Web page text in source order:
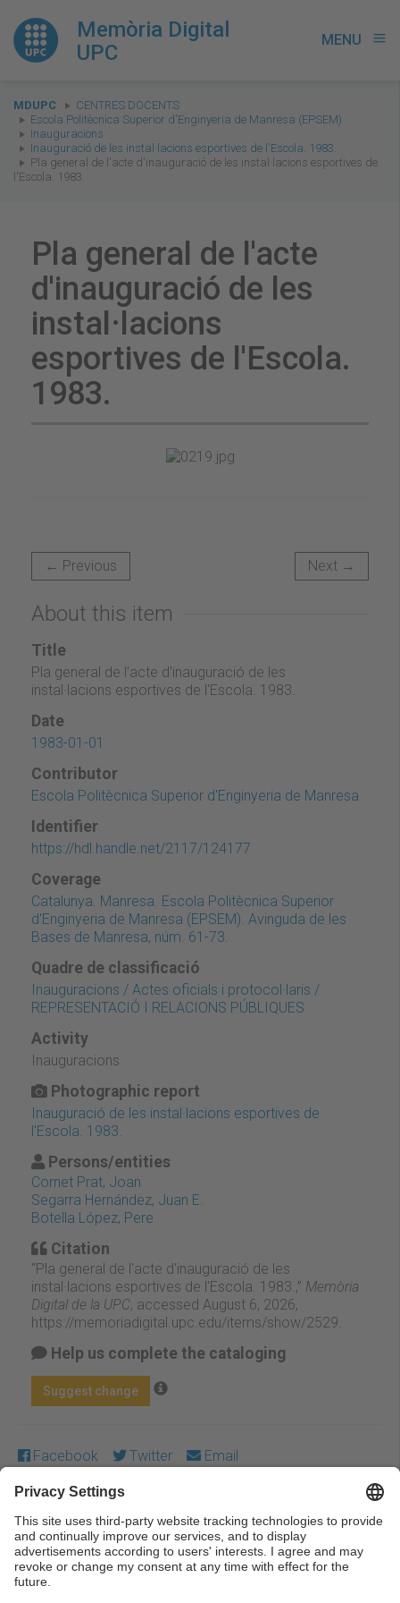
Memòria Digital
UPC
MENU menu
You
are
here:
MDUPC
CENTRES DOCENTS
Escola Politècnica Superior d'Enginyeria de Manresa (EPSEM)
Inauguracions
Inauguració de les instal·lacions esportives de l'Escola. 1983.
Pla general de l'acte d'inauguració de les instal·lacions esportives de
l'Escola. 1983.
Pla general de l'acte
d'inauguració de les
instal·lacions
esportives de l'Escola.
1983.
← Previous Next →
About this item
Title
Pla general de l'acte d'inauguració de les
instal·lacions esportives de l'Escola. 1983.
Date
1983-01-01
Contributor
Escola Politècnica Superior d'Enginyeria de Manresa
Identifier
https://hdl.handle.net/2117/124177
Coverage
Catalunya. Manresa. Escola Politècnica Superior
d'Enginyeria de Manresa (EPSEM). Avinguda de les
Bases de Manresa, núm. 61-73.
Quadre de classificació
Inauguracions / Actes oficials i protocol·laris /
REPRESENTACIÓ I RELACIONS PÚBLIQUES
Activity
Inauguracions
Photographic report
Inauguració de les instal·lacions esportives de
l'Escola. 1983.
Persons/entities
Cornet Prat, Joan
Segarra Hernández, Juan E.
Botella López, Pere
Citation
“Pla general de l'acte d'inauguració de les
instal·lacions esportives de l'Escola. 1983.,” Memòria
Digital de la UPC, accessed August 6, 2026,
https://memoriadigital.upc.edu/items/show/2529
Help us complete the cataloging
Suggest change
Facebook Twitter Email
Except where otherwise noted, content on this work is
licensed under a Creative Commons license:Attribution-
NonCommercial-NoDerivs 3.0 Spain